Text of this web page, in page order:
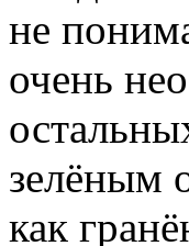
не
очень
зелёным
как